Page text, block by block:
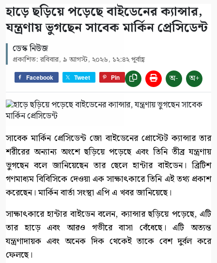
হাড়ে ছড়িয়ে পড়েছে বাইডেনের ক্যান্সার,
যন্ত্রণায় ভুগছেন সাবেক মার্কিন প্রেসিডেন্ট
ডেস্ক নিউজ
প্রকাশিত: রবিবার, ৯ আগস্ট, ২০২৬, ১২:৪২ পূর্বাহ্ণ
Facebook Tweet Pin অ- অ+
সাবেক মার্কিন প্রেসিডেন্ট জো বাইডেনের প্রোস্টেট ক্যান্সার তার
শরীরের অন্যান্য অংশে ছড়িয়ে পড়েছে এবং তিনি তীব্র যন্ত্রণায়
ভুগছেন বলে জানিয়েছেন তার ছেলে হান্টার বাইডেন। ব্রিটিশ
গণমাধ্যম বিবিসিকে দেওয়া এক সাক্ষাৎকারে তিনি এই তথ্য প্রকাশ
করেছেন। মার্কিন বার্তা সংস্থা এপি এ খবর জানিয়েছে।
সাক্ষাৎকারে হান্টার বাইডেন বলেন, ক্যান্সার ছড়িয়ে পড়েছে, এটি
তার হাড়ে এবং আরও গভীরে বাসা বেঁধেছে। এটি অত্যন্ত
যন্ত্রণাদায়ক এবং অনেক দিক থেকেই তাকে বেশ দুর্বল করে
ফেলছে।